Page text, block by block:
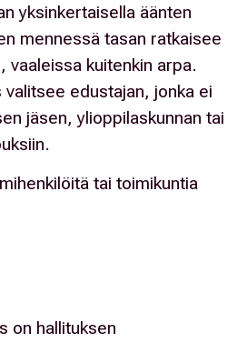
yksinkertaisella äänten
mennessä tasan ratkaisee
vaaleissa kuitenkin arpa.
edustajan, jonka ei
jäsen, ylioppilaskunnan tai
tai toimikuntia
on hallituksen